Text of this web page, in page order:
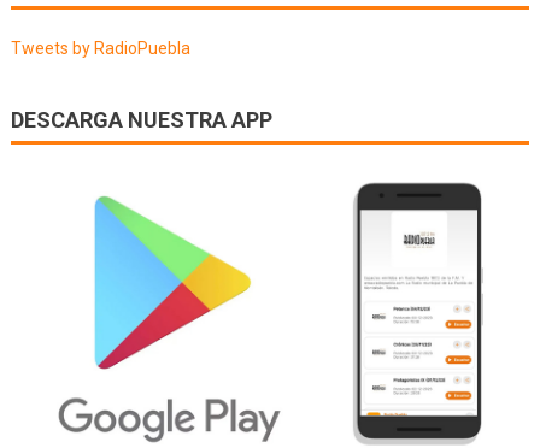
entradas
Tweets by RadioPuebla
DESCARGA NUESTRA APP